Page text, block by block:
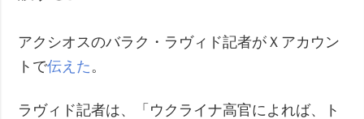
アクシオスのバラク・ラヴィド記者がＸアカウン
トで伝えた 。
ラヴィド記者は、「ウクライナ高官によれば、ト